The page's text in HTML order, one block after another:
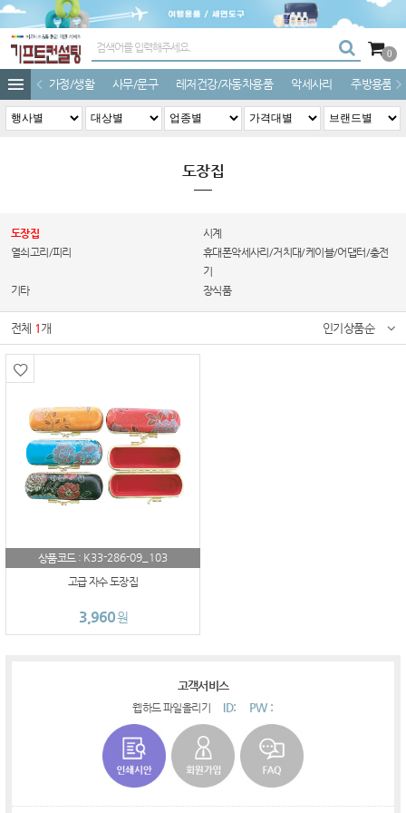
0
가정/생활 사무/문구 레저건강/자동차용품 악세사리 주방용품
도장집
도장집
시계
열쇠고리/피리
휴대폰악세사리/거치대/케이블/어댑터/충전
기
기타
장식품
전체 1 개 인기상품순
상품코드 : K33-286-09_103
고급 자수 도장집
3,960원
고객서비스
웹하드 파일올리기 ID: PW :